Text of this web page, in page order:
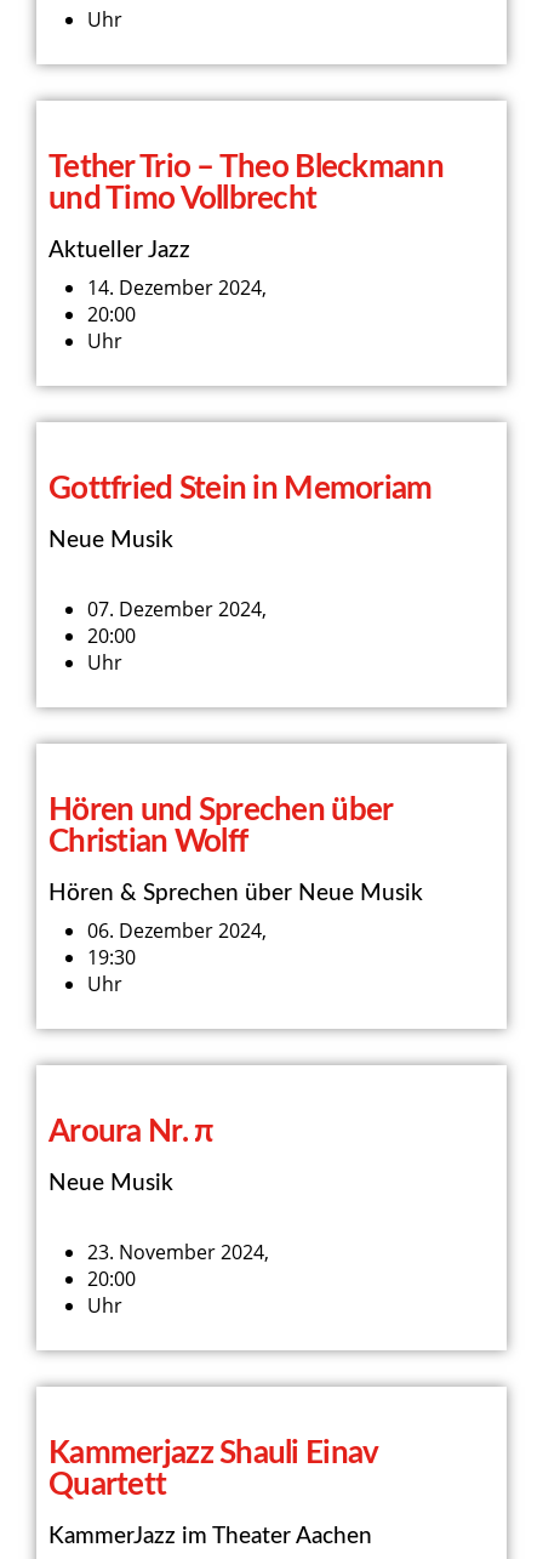
Uhr
Tether Trio – Theo Bleckmann
und Timo Vollbrecht
Aktueller Jazz
14. Dezember 2024,
20:00
Uhr
Gottfried Stein in Memoriam
Neue Musik
07. Dezember 2024,
20:00
Uhr
Hören und Sprechen über
Christian Wolff
Hören & Sprechen über Neue Musik
06. Dezember 2024,
19:30
Uhr
Aroura Nr. π
Neue Musik
23. November 2024,
20:00
Uhr
Kammerjazz Shauli Einav
Quartett
KammerJazz im Theater Aachen